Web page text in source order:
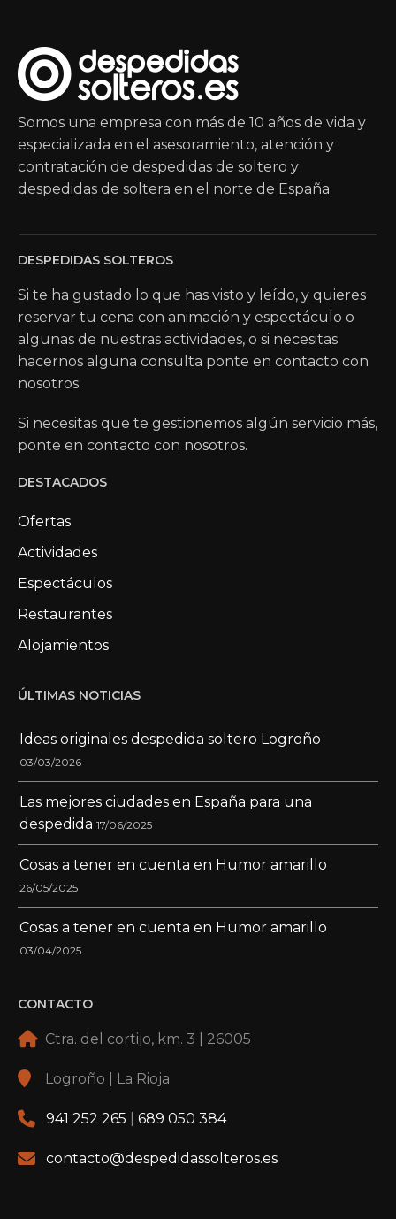
Somos una empresa con más de 10 años de vida y
especializada en el asesoramiento, atención y
contratación de despedidas de soltero y
despedidas de soltera en el norte de España.
DESPEDIDAS SOLTEROS
Si te ha gustado lo que has visto y leído, y quieres
reservar tu cena con animación y espectáculo o
algunas de nuestras actividades, o si necesitas
hacernos alguna consulta ponte en contacto con
nosotros.
Si necesitas que te gestionemos algún servicio más,
ponte en contacto con nosotros.
DESTACADOS
Ofertas
Actividades
Espectáculos
Restaurantes
Alojamientos
ÚLTIMAS NOTICIAS
Ideas originales despedida soltero Logroño
03/03/2026
Las mejores ciudades en España para una
despedida 17/06/2025
Cosas a tener en cuenta en Humor amarillo
26/05/2025
Cosas a tener en cuenta en Humor amarillo
03/04/2025
CONTACTO
Ctra. del cortijo, km. 3 | 26005
Logroño | La Rioja
941 252 265 689 050 384
contacto@despedidassolteros.es